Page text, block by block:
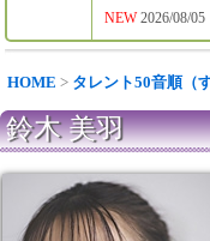
NEW2026/08/
HOME > タレント50音順（す
鈴木 美羽